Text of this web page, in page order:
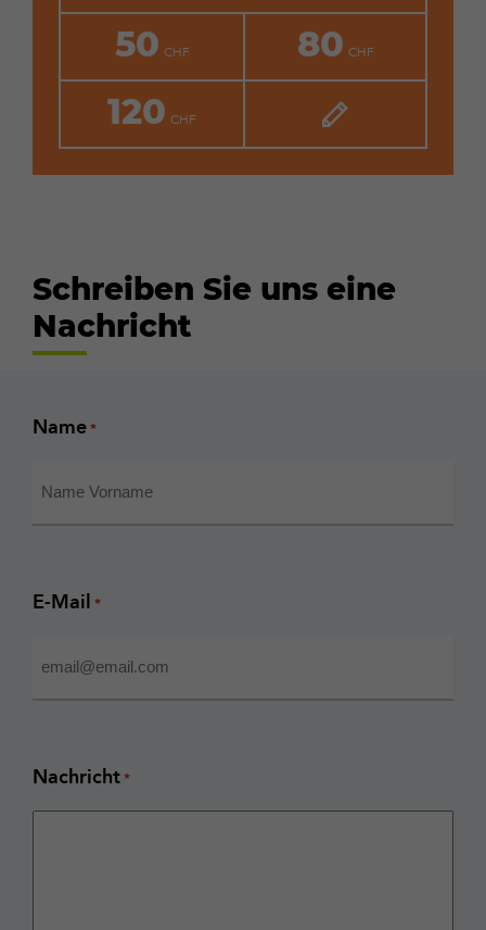
50
80
120
Schreiben Sie uns eine
Nachricht
Name *
E-Mail *
Nachricht *